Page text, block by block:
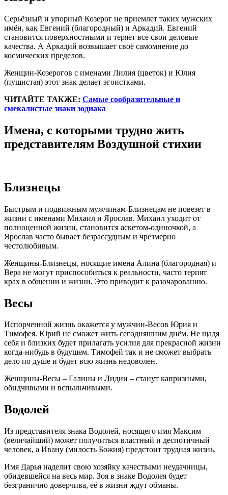
Серьёзный и упорный Козерог не приемлет таких мужских
имён, как Евгений (благородный) и Аркадий. Евгений
становится поверхностными и теряет все свои деловые
качества. А Аркадий возвышает своё самомнение до
космических пределов.
Женщин-Козерогов с именами Лилия (цветок) и Юлия
(пушистая) этот знак делает эгоистками.
ЧИТАЙТЕ ТАКЖЕ: Самые сообразительные и
смекалистые знаки зодиака
Имена, с которыми трудно жить
представителям Воздушной стихии
Близнецы
Быстрым и подвижным мужчинам-Близнецам не повезет в
жизни с именами Михаил и Ярослав. Михаил уходит от
полноценной жизни, становится аскетом-одиночкой, а
Ярослав часто бывает безрассудным и чрезмерно
честолюбивым.
Женщины-Близнецы, носящие имена Алина (благородная) и
Вера не могут приспособиться к реальности, часто терпят
крах в общении и жизни. Это приводит к разочарованию.
Весы
Испорченной жизнь окажется у мужчин-Весов Юрия и
Тимофея. Юрий не сможет жить сегодняшним днём. Не щадя
себя и близких будет прилагать усилия для прекрасной жизни
когда-нибудь в будущем. Тимофей так и не сможет выбрать
дело по душе и будет всю жизнь недоволен.
Женщины-Весы – Галины и Лидии – станут капризными,
обидчивыми и вспыльчивыми.
Водолей
Из представителя знака Водолей, носящего имя Максим
(величайший) может получиться властный и деспотичный
человек, а Ивану (милость Божия) предстоит трудная жизнь.
Имя Дарья наделит свою хозяйку качествами неудачницы,
обидевшейся на весь мир. Зоя в знаке Водолея будет
безгранично доверчива, её в жизни ждут обманы.